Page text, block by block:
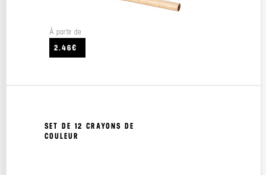
À partir de
2.46€
SET DE 12 CRAYONS DE
COULEUR